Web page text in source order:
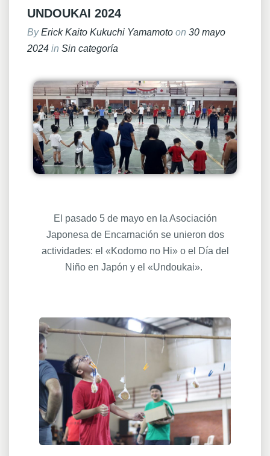
UNDOUKAI 2024
ByErick Kaito Kukuchi Yamamoto on 30 mayo
2024 in Sin categoría
El pasado 5 de mayo en la Asociación
Japonesa de Encarnación se unieron dos
actividades: el «Kodomo no Hi» o el Día del
Niño en Japón y el «Undoukai».